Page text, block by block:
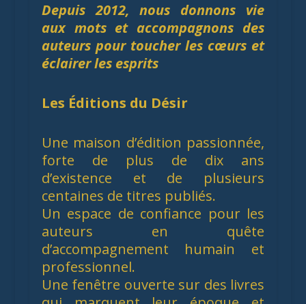
Depuis 2012, nous donnons vie
aux mots et accompagnons des
auteurs pour toucher les cœurs et
éclairer les esprits
Les Éditions du Désir
Une maison d’édition passionnée,
forte de plus de dix ans
d’existence et de plusieurs
centaines de titres publiés.
Un espace de confiance pour les
auteurs en quête
d’accompagnement humain et
professionnel.
Une fenêtre ouverte sur des livres